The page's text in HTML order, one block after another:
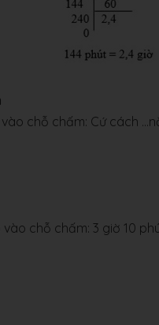
chỗ chấm: Cứ cách
chỗ chấm: 3 giờ 10